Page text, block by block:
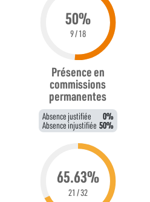
50%
9 / 18
Présence en
commissions
permanentes
Absence justifiée 0%
Absence injustifiée 50%
65.63%
21 / 32